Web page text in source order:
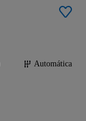
Automática